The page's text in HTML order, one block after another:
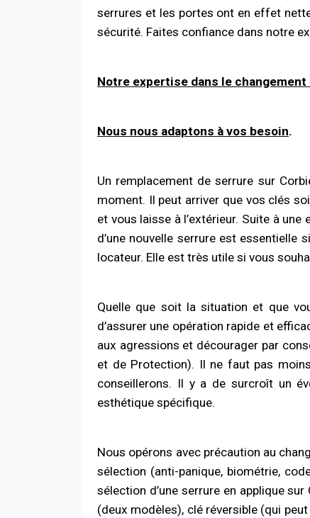
serrures et les portes ont en effet
sécurité. Faites confiance dans notre
Notre expertise dans le
Nous nous adaptons à vos besoin.
Un remplacement de serrure sur
moment. Il peut arriver que vos clés
et vous laisse à l’extérieur. Suite à
d’une nouvelle serrure est essentielle
locateur. Elle est très utile si vous
Quelle que soit la situation et que
d’assurer une opération rapide et
aux agressions et décourager par
et de Protection). Il ne faut pas
conseillerons. Il y a de surcroît un
esthétique spécifique.
Nous opérons avec précaution au
sélection (anti-panique, biométrie,
sélection d’une serrure en applique sur
(deux modèles), clé réversible (qui